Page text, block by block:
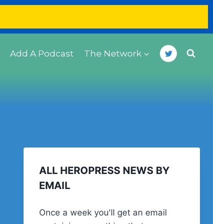
Add A Podcast The Network
ALL HEROPRESS NEWS BY
EMAIL
Once a week you'll get an email